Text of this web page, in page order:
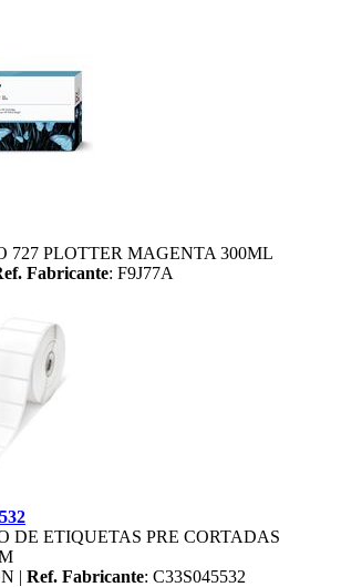
727 PLOTTER MAGENTA 300ML
Fabricante: F9J77A
DE ETIQUETAS PRE CORTADAS
| Ref. Fabricante: C33S045532